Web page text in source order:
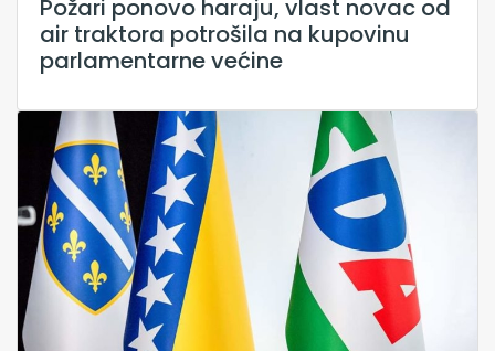
Požari ponovo haraju, vlast novac od
air traktora potrošila na kupovinu
parlamentarne većine